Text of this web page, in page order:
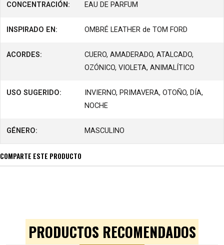
CONCENTRACIÓN: EAU DE PARFUM
INSPIRADO EN: OMBRÉ LEATHER de TOM FORD
ACORDES:
CUERO, AMADERADO, ATALCADO,
OZÓNICO, VIOLETA, ANIMALÍTICO
USO SUGERIDO:
INVIERNO, PRIMAVERA, OTOÑO, DÍA,
NOCHE
GÉNERO: MASCULINO
COMPARTE ESTE PRODUCTO
PRODUCTOS RECOMENDADOS